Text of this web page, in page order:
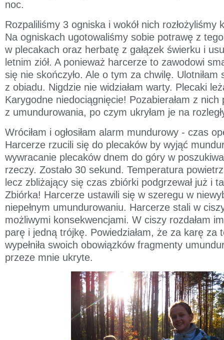
noc.
Rozpaliliśmy 3 ogniska i wokół nich rozłożyliśmy
Na ogniskach ugotowaliśmy sobie potrawę z
w plecakach oraz herbatę z gałązek świerku i
letnim ziół. A ponieważ harcerze to zawodowi
się nie skończyło. Ale o tym za chwilę.
z obiadu. Nigdzie nie widziałam warty. Plecaki
Karygodne niedociągnięcie! Pozabierałam z
z umundurowania, po czym ukryłam je na
Wróciłam i ogłosiłam alarm mundurowy - czas
Harcerze rzucili się do plecaków by wyjąć
wywracanie plecaków dnem do góry w
rzeczy. Zostało 30 sekund. Temperatura
lecz zbliżający się czas zbiórki podgrzewał już i
Zbiórka! Harcerze ustawili się w szeregu w
niepełnym umundurowaniu. Harcerze stali w
możliwymi konsekwencjami. W ciszy rozdałam
parę i jedną trójkę. Powiedziałam, że za karę za
wypełniła swoich obowiązków fragmenty
przeze mnie ukryte.